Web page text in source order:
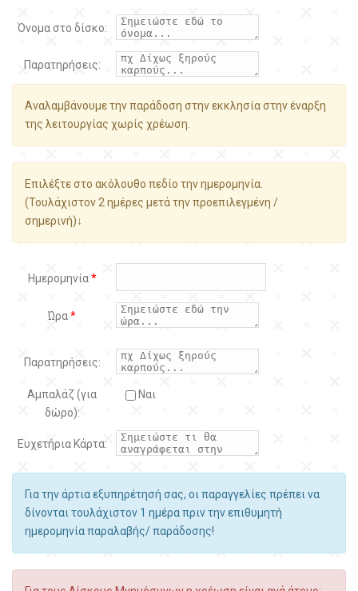
Όνομα στο δίσκο:
Παρατηρήσεις:
Αναλαμβάνουμε την παράδοση στην εκκλησία στην έναρξη
της λειτουργίας χωρίς χρέωση.
Επιλέξτε στο ακόλουθο πεδίο την ημερομηνία.
(Τουλάχιστον 2 ημέρες μετά την προεπιλεγμένη /
σημερινή)↓
Ημερομηνία*
Ώρα*
Παρατηρήσεις:
Αμπαλάζ (για
δώρο):
Ναι
Ευχετήρια Κάρτα:
Για την άρτια εξυπηρέτησή σας, οι παραγγελίες πρέπει να
δίνονται τουλάχιστον 1 ημέρα πριν την επιθυμητή
ημερομηνία παραλαβής/ παράδοσης!